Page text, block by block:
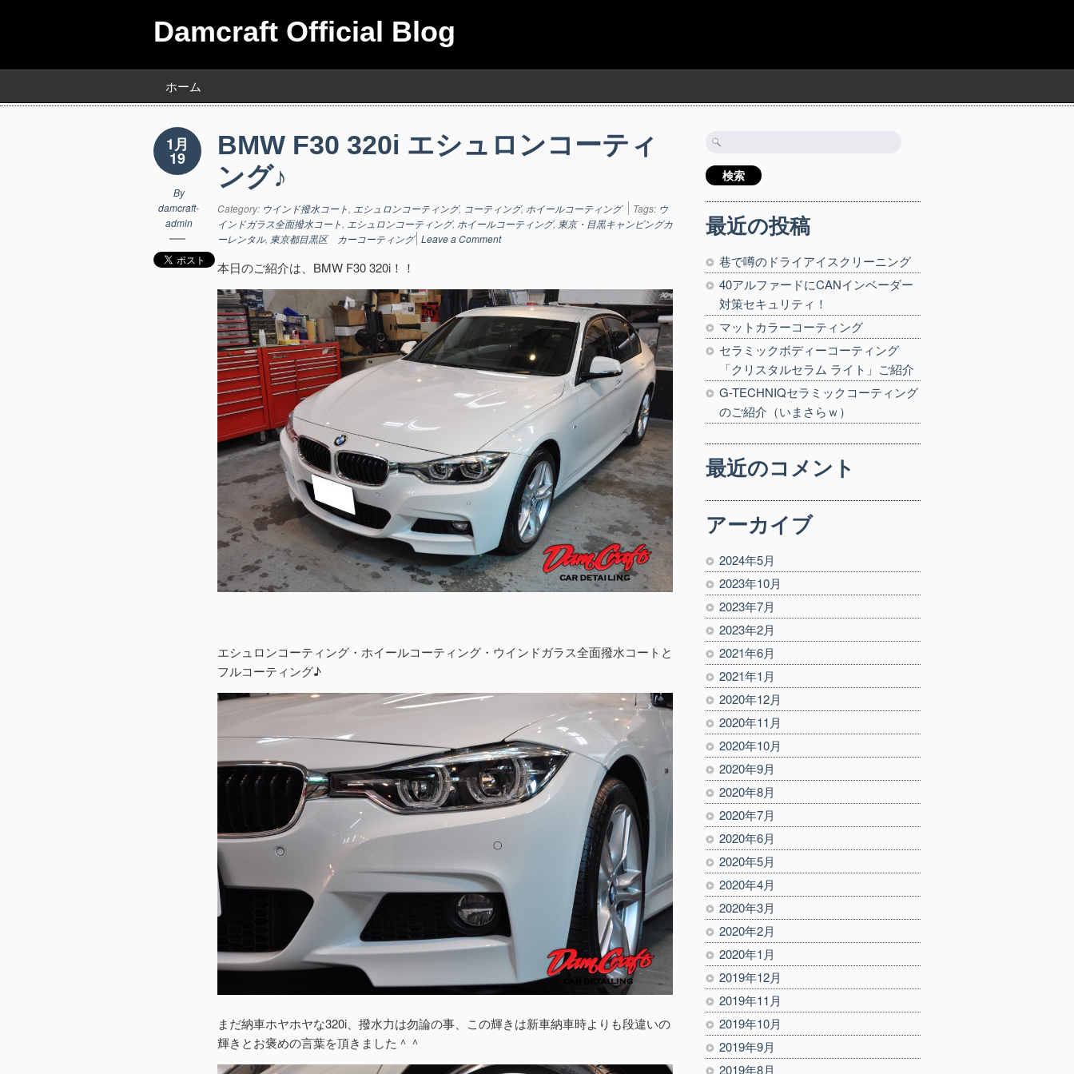
Damcraft Official Blog
ホーム
1月
19
By
damcraft-
admin
BMW F30 320i エシュロンコーティ
ング♪
Category: ウインド撥水コート, エシュロンコーティング, コーティング, ホイールコーティング Tags: ウ
インドガラス全面撥水コート, エシュロンコーティング, ホイールコーティング, 東京・目黒キャンピングカ
ーレンタル, 東京都目黒区 カーコーティング Leave a Comment
本日のご紹介は、BMW F30 320i！！
エシュロンコーティング・ホイールコーティング・ウインドガラス全面撥水コートと
フルコーティング♪
まだ納車ホヤホヤな320i、撥水力は勿論の事、この輝きは新車納車時よりも段違いの
輝きとお褒めの言葉を頂きました＾＾
検
最近の投稿
巷で噂のドライアイスクリーニング
40アルファードにCANインベーダー
対策セキュリティ！
マットカラーコーティング
セラミックボディーコーティング
「クリスタルセラム ライト」ご紹介
G-TECHNIQセラミックコーティング
のご紹介（いまさらｗ）
最近のコメント
アーカイブ
2024年5月
2023年10月
2023年7月
2023年2月
2021年6月
2021年1月
2020年12月
2020年11月
2020年10月
2020年9月
2020年8月
2020年7月
2020年6月
2020年5月
2020年4月
2020年3月
2020年2月
2020年1月
2019年12月
2019年11月
2019年10月
2019年9月
2019年8月